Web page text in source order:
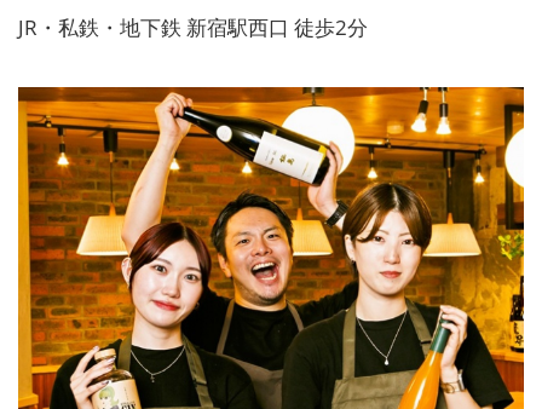
JR・私鉄・地下鉄 新宿駅西口 徒歩2分